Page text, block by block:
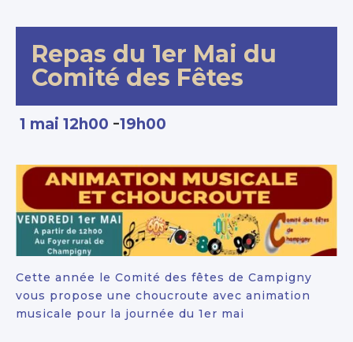
Repas du 1er Mai du
Comité des Fêtes
1 mai 12h00 -19h00
Cette année le Comité des fêtes de Campigny
vous propose une choucroute avec animation
musicale pour la journée du 1er mai